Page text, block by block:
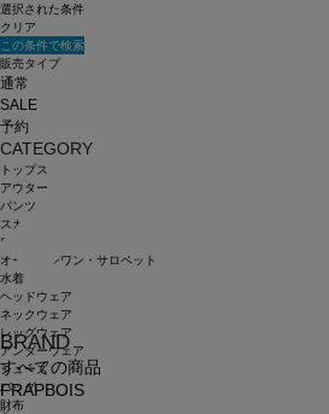
BRAND
すべての商品
FRAPBOIS
選択された条件
クリア
この条件で検索
販売タイプ
通常
SALE
予約
CATEGORY
トップス
アウター
パンツ
スカート
ワンピース
オールインワン・サロペット
水着
ヘッドウェア
ネックウェア
レッグウェア
アンダーウェア
シューズ
バッグ
財布